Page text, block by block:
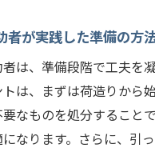
者が実践した準備の方
は、準備段階で工夫を
は、まずは荷造りから始
なものを処分することで
なります。さらに、引